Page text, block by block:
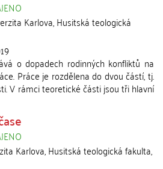
Karlova, Husitská teologická
o dopadech rodinných konfliktů na
Práce je rozdělena do dvou částí, tj.
V rámci teoretické části jsou tři hlavní
Karlova, Husitská teologická fakulta,